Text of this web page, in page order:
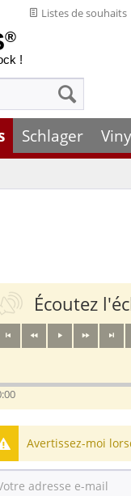
Listes de souhaits
®
!
Schlager
Écoutez
Avertissez-moi